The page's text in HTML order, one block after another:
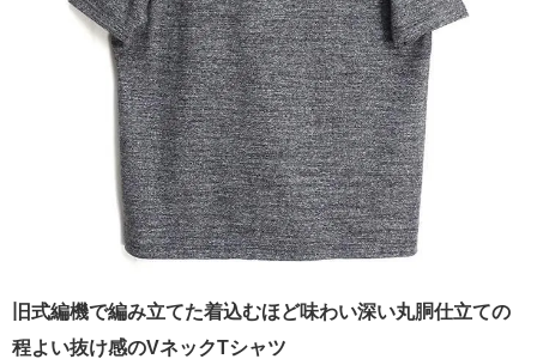
旧式編機で編み立てた着込むほど味わい深い丸胴仕立ての
程よい抜け感のVネックTシャツ